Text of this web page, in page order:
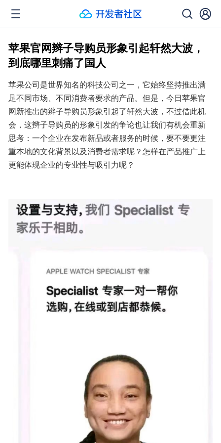
苹果官网辫子导购员形象引起轩然大波，
到底哪里刺痛了国人
苹果公司是世界知名的科技公司之一，它始终坚持推出满
足不同市场、不同消费者要求的产品。但是，今日苹果官
网新推出的辫子导购员形象引起了轩然大波，不过借此机
会，这辫子导购员的形象引发的争论也让我们有机会重新
思考：一个企业在发布新品或者服务的时候，要不要更注
重本地的文化背景以及消费者需求呢？怎样在产品推广上
更能体现企业的专业性与吸引力呢？